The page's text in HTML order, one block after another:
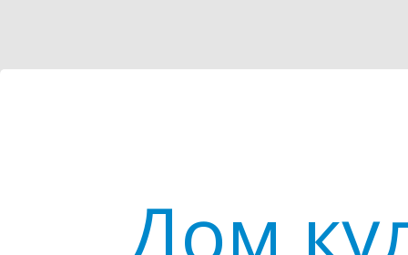
Дом